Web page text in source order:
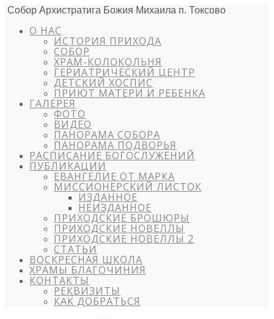
Собор Архистратига Божия Михаила п. Токсово
О НАС
ИСТОРИЯ ПРИХОДА
СОБОР
ХРАМ-КОЛОКОЛЬНЯ
ГЕРИАТРИЧЕСКИЙ ЦЕНТР
ДЕТСКИЙ ХОСПИС
ПРИЮТ МАТЕРИ И РЕБЕНКА
ГАЛЕРЕЯ
ФОТО
ВИДЕО
ПАНОРАМА СОБОРА
ПАНОРАМА ПОДВОРЬЯ
РАСПИСАНИЕ БОГОСЛУЖЕНИЙ
ПУБЛИКАЦИИ
ЕВАНГЕЛИЕ ОТ МАРКА
МИССИОНЕРСКИЙ ЛИСТОК
ИЗДАННОЕ
НЕИЗДАННОЕ
ПРИХОДСКИЕ БРОШЮРЫ
ПРИХОДСКИЕ НОВЕЛЛЫ
ПРИХОДСКИЕ НОВЕЛЛЫ 2
СТАТЬИ
ВОСКРЕСНАЯ ШКОЛА
ХРАМЫ БЛАГОЧИНИЯ
КОНТАКТЫ
РЕКВИЗИТЫ
КАК ДОБРАТЬСЯ